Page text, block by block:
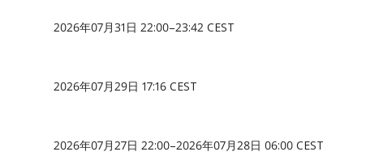
2026年07月31日 22:00–23:42 CEST
2026年07月29日 17:16 CEST
2026年07月27日 22:00–2026年07月28日 06:00 CEST